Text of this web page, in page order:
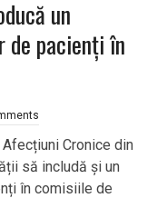
un
pacienți în
Cronice din
să includă și un
în comisiile de